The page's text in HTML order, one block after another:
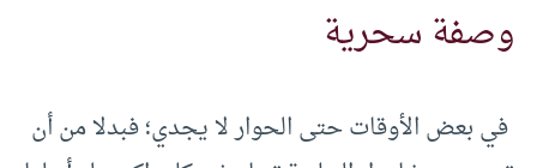
وصفة سحرية
في بعض الأوقات حتى الحوار لا يجدي؛ فبدلا من أن